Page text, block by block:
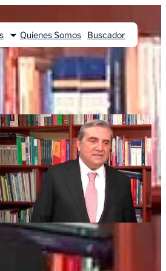
Quienes Somos Buscador